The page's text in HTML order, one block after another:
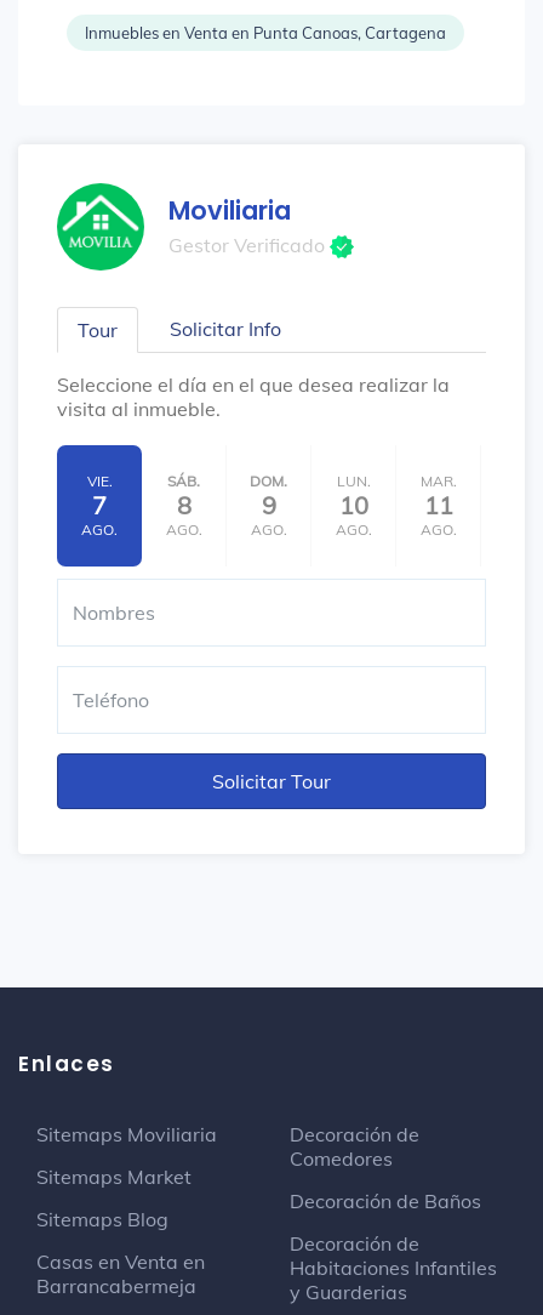
Inmuebles en Venta en Punta Canoas, Cartagena
Moviliaria
Gestor Verificado
Tour Solicitar Info
Seleccione el día en el que desea realizar la
visita al inmueble.
VIE.
7
AGO.
SÁB.
8
AGO.
DOM.
9
AGO.
LUN.
10
AGO.
MAR.
11
AGO.
Enlaces
Sitemaps Moviliaria
Sitemaps Market
Sitemaps Blog
Casas en Venta en
Barrancabermeja
Decoración de
Comedores
Decoración de Baños
Decoración de
Habitaciones Infantiles
y Guarderias